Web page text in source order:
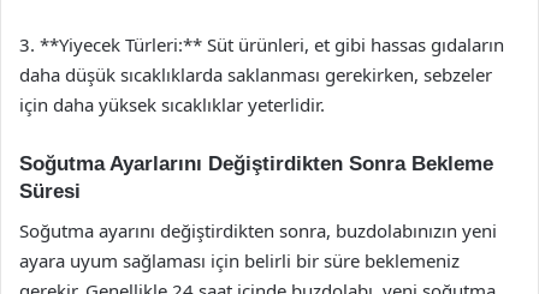
3. **Yiyecek Türleri:** Süt ürünleri, et gibi hassas gıdaların
daha düşük sıcaklıklarda saklanması gerekirken, sebzeler
için daha yüksek sıcaklıklar yeterlidir.
Soğutma Ayarlarını Değiştirdikten Sonra Bekleme
Süresi
Soğutma ayarını değiştirdikten sonra, buzdolabınızın yeni
ayara uyum sağlaması için belirli bir süre beklemeniz